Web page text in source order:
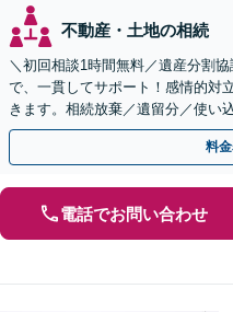
不動産・土地の相続
＼初回相談1時間無料／遺産分割
で、一貫してサポート！感情的対
きます。相続放棄／遺留分／使い
EB面談対応】
料
電話でお問い合わせ